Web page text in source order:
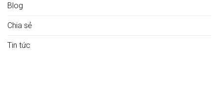
Blog
Chia sẻ
Tin tức